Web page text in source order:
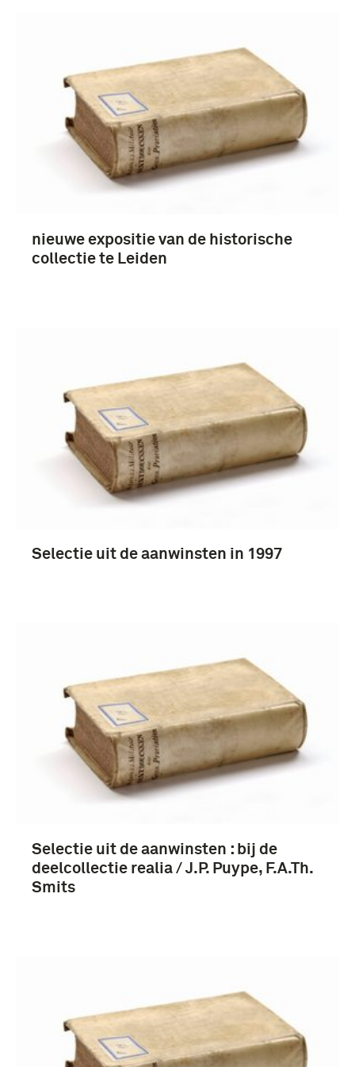
nieuwe expositie van de historische
collectie te Leiden
Selectie uit de aanwinsten in 1997
Selectie uit de aanwinsten : bij de
deelcollectie realia / J.P. Puype, F.A.Th.
Smits